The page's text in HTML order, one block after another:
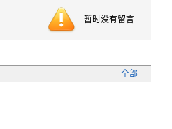
暂时没有留言
全部